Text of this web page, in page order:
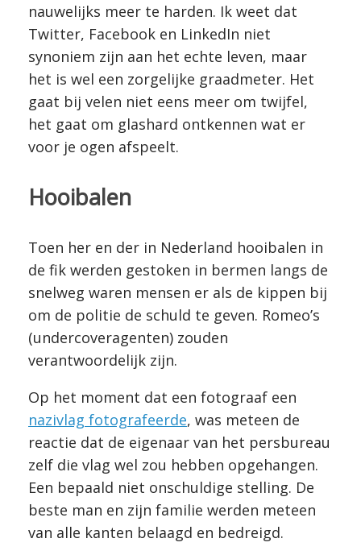
nauwelijks meer te harden. Ik weet dat
Twitter, Facebook en LinkedIn niet
synoniem zijn aan het echte leven, maar
het is wel een zorgelijke graadmeter. Het
gaat bij velen niet eens meer om twijfel,
het gaat om glashard ontkennen wat er
voor je ogen afspeelt.
Hooibalen
Toen her en der in Nederland hooibalen in
de fik werden gestoken in bermen langs de
snelweg waren mensen er als de kippen bij
om de politie de schuld te geven. Romeo’s
(undercoveragenten) zouden
verantwoordelijk zijn.
Op het moment dat een fotograaf een
nazivlag fotografeerde, was meteen de
reactie dat de eigenaar van het persbureau
zelf die vlag wel zou hebben opgehangen.
Een bepaald niet onschuldige stelling. De
beste man en zijn familie werden meteen
van alle kanten belaagd en bedreigd.